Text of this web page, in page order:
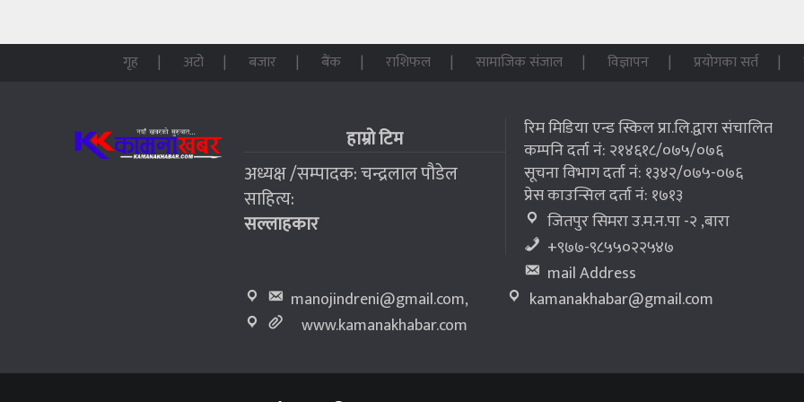
गृह अटो बजार बैंक राशिफल सामाजिक संजाल विज्ञापन प्रयोगका सर्त
हाम्रो टिम
अध्यक्ष /सम्पादक: चन्द्रलाल पौडेल
साहित्य:
सल्लाहकार
रिम मिडिया एन्ड स्किल प्रा.लि.द्वारा संचालित
कम्पनि दर्ता नं: २१४६१८/०७५/०७६
सूचना विभाग दर्ता नं: १३४२/०७५-०७६
प्रेस काउन्सिल दर्ता नं: १७१३
जितपुर सिमरा उ.म.न.पा -२ ,बारा
+९७७-९८५५०२२५४७
mail Address
manojindreni@gmail.com,
kamanakhabar@gmail.com
www.kamanakhabar.com